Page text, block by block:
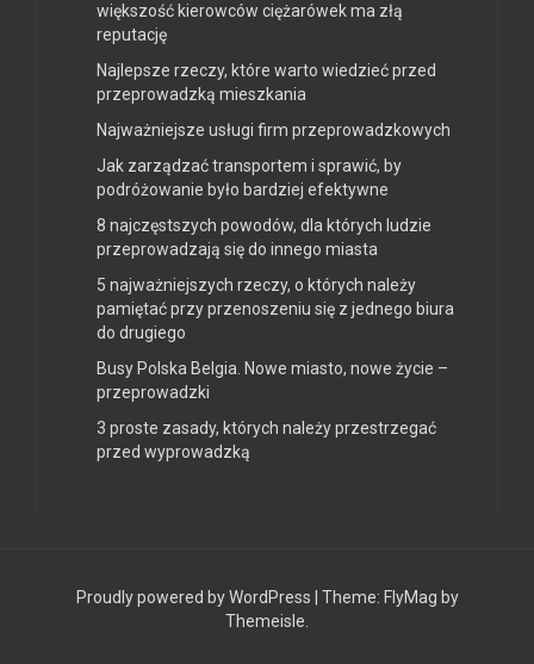
większość kierowców ciężarówek ma złą
reputację
Najlepsze rzeczy, które warto wiedzieć przed
przeprowadzką mieszkania
Najważniejsze usługi firm przeprowadzkowych
Jak zarządzać transportem i sprawić, by
podróżowanie było bardziej efektywne
8 najczęstszych powodów, dla których ludzie
przeprowadzają się do innego miasta
5 najważniejszych rzeczy, o których należy
pamiętać przy przenoszeniu się z jednego biura
do drugiego
Busy Polska Belgia. Nowe miasto, nowe życie –
przeprowadzki
3 proste zasady, których należy przestrzegać
przed wyprowadzką
Proudly powered by WordPress Theme: FlyMag by
Themeisle.